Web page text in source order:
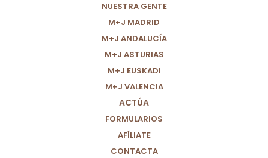
NUESTRA GENTE
M+J MADRID
M+J ANDALUCÍA
M+J ASTURIAS
M+J EUSKADI
M+J VALENCIA
ACTÚA
FORMULARIOS
AFÍLIATE
CONTACTA